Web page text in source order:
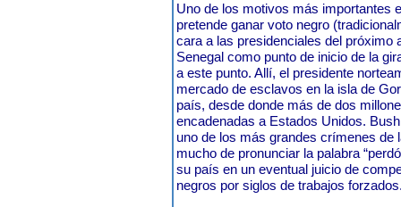
Uno de los motivos más importantes
pretende ganar voto negro
cara a las presidenciales del próximo
Senegal como punto de inicio de la
a este punto. Allí, el presidente
mercado de esclavos en la isla de
país, desde donde más de dos
encadenadas a Estados Unidos.
uno de los más grandes crímenes de
mucho de pronunciar la palabra
su país en un eventual juicio de
negros por siglos de trabajos